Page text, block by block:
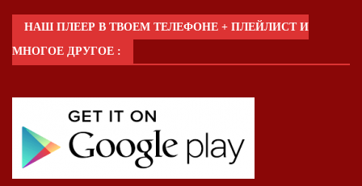
НАШ ПЛЕЕР В ТВОЕМ ТЕЛЕФОНЕ + ПЛЕЙЛИСТ И
МНОГОЕ ДРУГОЕ :